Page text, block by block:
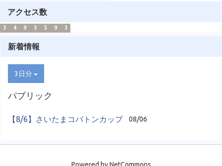
アクセス数
3 4 9 3 5 9 3
新着情報
3日分
パブリック
【8/6】さいたまコバトンカップ 08/06